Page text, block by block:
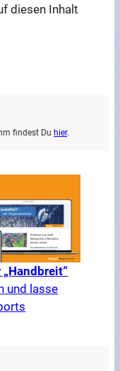
diesen Inhalt
findest Du hier.
und lasse